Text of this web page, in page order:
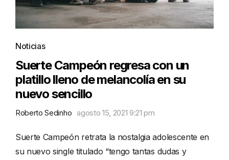
Noticias
Suerte Campeón regresa con un
platillo lleno de melancolía en su
nuevo sencillo
Roberto Sedinho agosto 15, 2021 9:21 pm
Suerte Campeón retrata la nostalgia adolescente en
su nuevo single titulado “tengo tantas dudas y